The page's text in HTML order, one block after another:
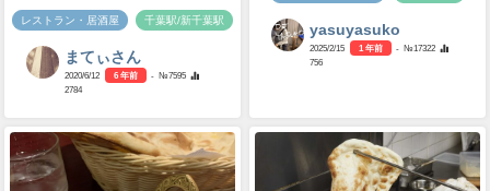
レストラン・居酒屋 千葉駅/新千葉駅
まてぃさん
2020/6/12 6 年前
- №7595
2784
yasuyasuko
2025/2/15 1 年前
- №17322
756